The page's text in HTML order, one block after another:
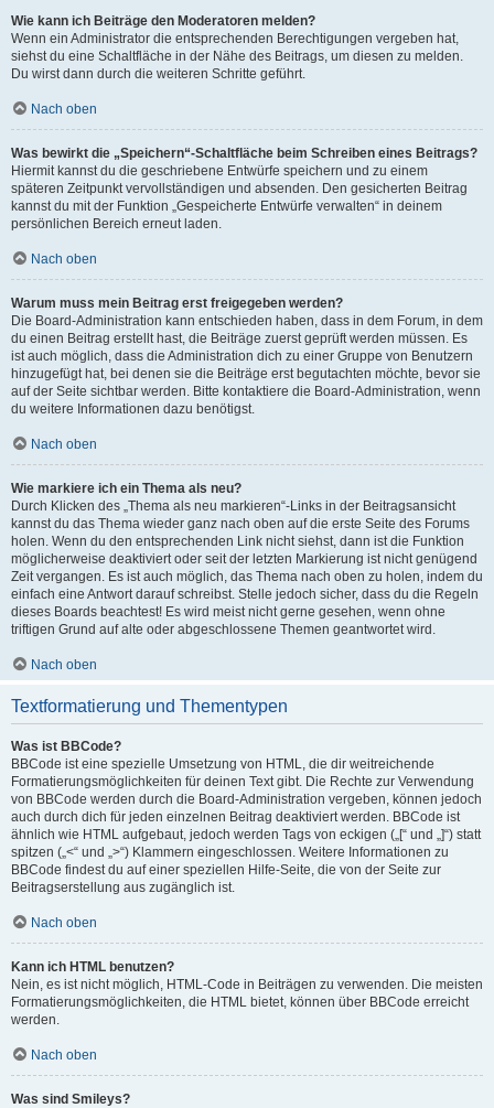
Wie kann ich Beiträge den Moderatoren melden?
Wenn ein Administrator die entsprechenden Berechtigungen vergeben hat,
siehst du eine Schaltfläche in der Nähe des Beitrags, um diesen zu melden.
Du wirst dann durch die weiteren Schritte geführt.
Nach oben
Was bewirkt die „Speichern“-Schaltfläche beim Schreiben eines Beitrags?
Hiermit kannst du die geschriebene Entwürfe speichern und zu einem
späteren Zeitpunkt vervollständigen und absenden. Den gesicherten Beitrag
kannst du mit der Funktion „Gespeicherte Entwürfe verwalten“ in deinem
persönlichen Bereich erneut laden.
Nach oben
Warum muss mein Beitrag erst freigegeben werden?
Die Board-Administration kann entschieden haben, dass in dem Forum, in dem
du einen Beitrag erstellt hast, die Beiträge zuerst geprüft werden müssen. Es
ist auch möglich, dass die Administration dich zu einer Gruppe von Benutzern
hinzugefügt hat, bei denen sie die Beiträge erst begutachten möchte, bevor sie
auf der Seite sichtbar werden. Bitte kontaktiere die Board-Administration, wenn
du weitere Informationen dazu benötigst.
Nach oben
Wie markiere ich ein Thema als neu?
Durch Klicken des „Thema als neu markieren“-Links in der Beitragsansicht
kannst du das Thema wieder ganz nach oben auf die erste Seite des Forums
holen. Wenn du den entsprechenden Link nicht siehst, dann ist die Funktion
möglicherweise deaktiviert oder seit der letzten Markierung ist nicht genügend
Zeit vergangen. Es ist auch möglich, das Thema nach oben zu holen, indem du
einfach eine Antwort darauf schreibst. Stelle jedoch sicher, dass du die Regeln
dieses Boards beachtest! Es wird meist nicht gerne gesehen, wenn ohne
triftigen Grund auf alte oder abgeschlossene Themen geantwortet wird.
Nach oben
Textformatierung und Thementypen
Was ist BBCode?
BBCode ist eine spezielle Umsetzung von HTML, die dir weitreichende
Formatierungsmöglichkeiten für deinen Text gibt. Die Rechte zur Verwendung
von BBCode werden durch die Board-Administration vergeben, können jedoch
auch durch dich für jeden einzelnen Beitrag deaktiviert werden. BBCode ist
ähnlich wie HTML aufgebaut, jedoch werden Tags von eckigen („[“ und „]“) statt
spitzen („<“ und „>“) Klammern eingeschlossen. Weitere Informationen zu
BBCode findest du auf einer speziellen Hilfe-Seite, die von der Seite zur
Beitragserstellung aus zugänglich ist.
Nach oben
Kann ich HTML benutzen?
Nein, es ist nicht möglich, HTML-Code in Beiträgen zu verwenden. Die meisten
Formatierungsmöglichkeiten, die HTML bietet, können über BBCode erreicht
werden.
Nach oben
Was sind Smileys?